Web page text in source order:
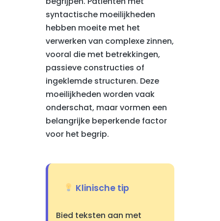
syntactische moeilijkheden
hebben moeite met het
verwerken van complexe zinnen,
vooral die met betrekkingen,
passieve constructies of
ingeklemde structuren. Deze
moeilijkheden worden vaak
onderschat, maar vormen een
belangrijke beperkende factor
voor het begrip.
Klinische tip
Bied teksten aan met